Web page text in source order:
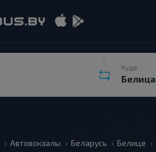
Куда
Автовокзалы Беларусь Белице